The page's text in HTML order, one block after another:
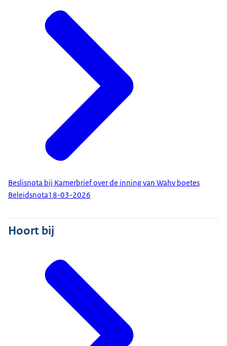
Beslisnota bij Kamerbrief over de inning van Wahv boetes
Beleidsnota18-03-2026
Hoort bij